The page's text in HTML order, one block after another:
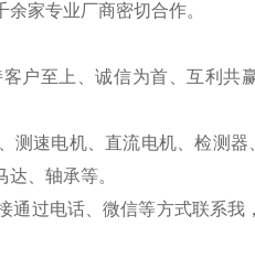
家专业厂商密切合作。
户至上、诚信为首、互利共
测速电机、直流电机、检测
、轴承等。
通过电话、微信等方式联系